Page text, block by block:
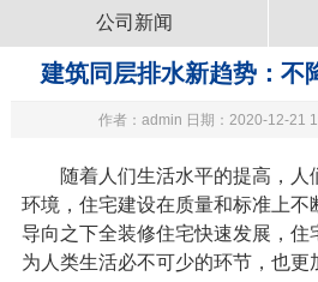
公司新闻
建筑同层排水新趋势：不
作者：admin 日期：2020-12-21
随着人们生活水平的提高，人
环境，住宅建设在质量和标准上不
导向之下全装修住宅快速发展，住
为人类生活必不可少的环节，也更